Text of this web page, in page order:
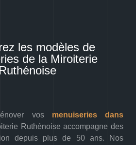
les modèles de
de la Miroiterie
Ruthénoise
vos menuiseries dans
Ruthénoise accompagne des
depuis plus de 50 ans. Nos